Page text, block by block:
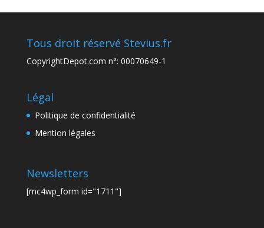
Tous droit réservé Stevius.fr
CopyrightDepot.com n°: 00070649-1
Légal
Politique de confidentialité
Mention légales
Newsletters
[mc4wp_form id="1711"]